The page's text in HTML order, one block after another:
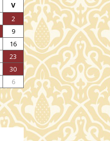
V
2
9
16
23
30
6